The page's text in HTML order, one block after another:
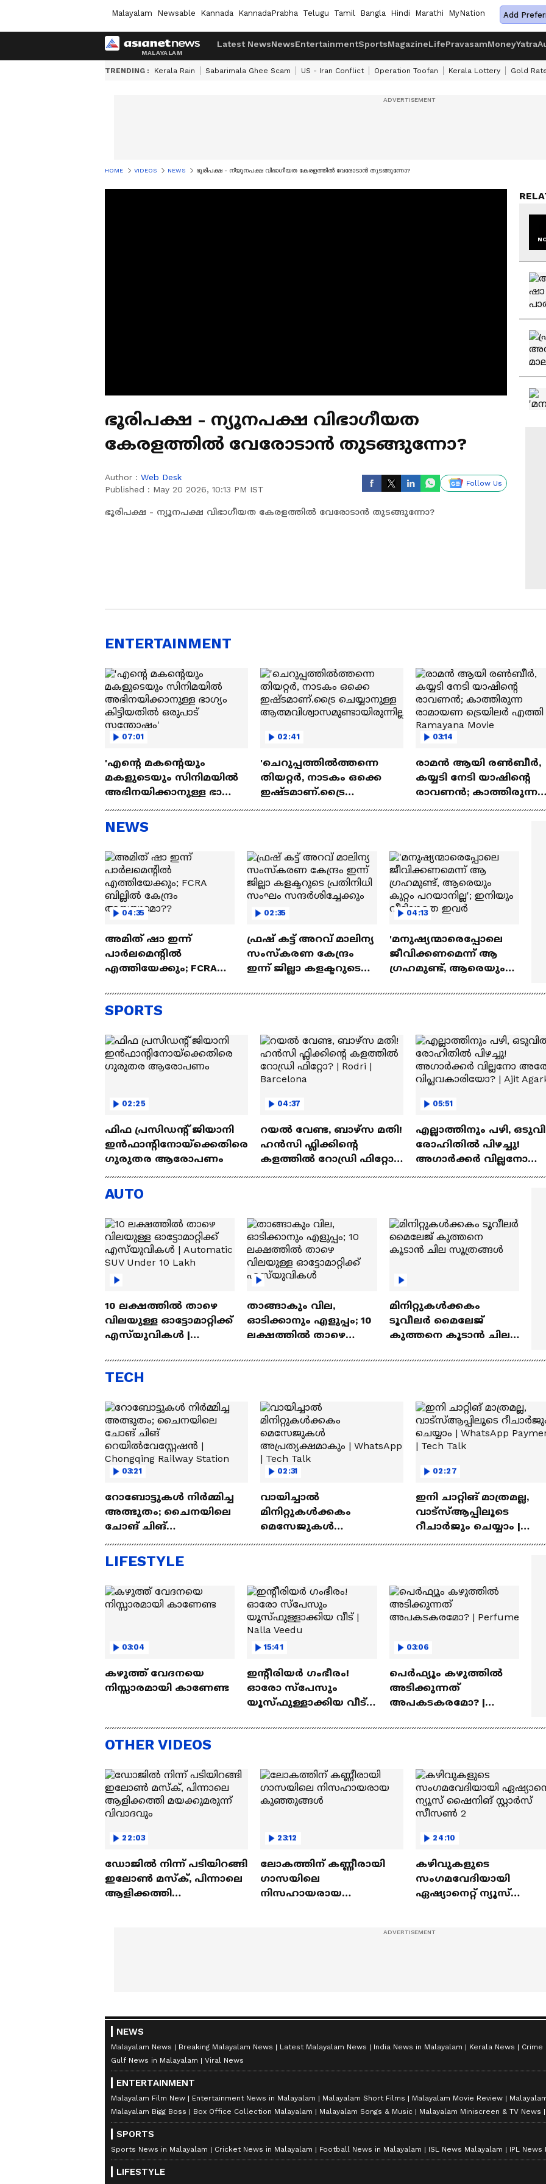
Malayalam Newsable Kannada KannadaPrabha Telugu Tamil Bangla Hindi Marathi MyNation Add
Latest NewsNewsEntertainmentSportsMagazineLifePravasamMoneyYatra
TRENDING : Kerala Rain Sabarimala Ghee Scam US - Iran Conflict Operation Toofan Kerala Lottery Gold
HOME VIDEOS NEWS ഭൂരിപക്ഷ - ന്യൂനപക്ഷ വിഭാഗീയത കേരളത്തിൽ വേരോടാൻ തുടങ്ങുന്നോ?
ഭൂരിപക്ഷ - ന്യൂനപക്ഷ വിഭാഗീയത
കേരളത്തിൽ വേരോടാൻ തുടങ്ങുന്നോ?
Author : Web Desk
Published : May 20 2026, 10:13 PM IST
Follow Us
ഭൂരിപക്ഷ - ന്യൂനപക്ഷ വിഭാഗീയത കേരളത്തിൽ വേരോടാൻ തുടങ്ങുന്നോ?
ENTERTAINMENT
07:01
'എന്റെ മകന്റെയും
മകളുടെയും സിനിമയിൽ
അഭിനയിക്കാനുള്ള ഭാഗ്യം
കിട്ടിയതിൽ ഒരുപാട്
സന്തോഷം'
02:41
'ചെറുപ്പത്തിൽത്തന്നെ
തിയറ്റർ, നാടകം ഒക്കെ
ഇഷ്ടമാണ്.ട്രൈ
ചെയ്യാനുള്ള
03:14
രാമന്‍ ആയി രൺബീർ,
കയ്യടി നേടി യാഷിന്റെ
രാവണൻ; കാത്തിരുന്ന
രാമായണ ട്രെയിലർ
NEWS
04:35
അമിത് ഷാ ഇന്ന്
പാർലമെന്റിൽ
എത്തിയേക്കും; FCRA
അയയുമോ??
02:35
ഫ്രഷ് കട്ട് അറവ് മാലിന്യ
സംസ്കരണ കേന്ദ്രം
ഇന്ന് ജില്ലാ കളക്ടറുടെ
സന്ദർശിച്ചേക്കും
04:13
'മനുഷ്യന്മാരെപ്പോലെ
ജീവിക്കണമെന്ന് ആ​
ഗ്രഹമുണ്ട്, ആരെയും
ഇനിയും വീടില്ലാതെ
SPORTS
02:25
ഫിഫ പ്രസിഡന്റ് ജിയാനി
ഇൻഫാന്റിനോയ്‌ക്കെതിരെ
ഗുരുതര ആരോപണം
04:37
റയല്‍ വേണ്ട, ബാഴ്‌സ മതി!
ഹൻസി ഫ്ലിക്കിന്റെ
കളത്തില്‍ റോഡ്രി ഫിറ്റോ?
| Rodri | Barcelona
05:51
എല്ലാത്തിനും പഴി,
രോഹിതില്‍ പിഴച്ചു!
അഗാര്‍ക്കർ വില്ലനോ
അതോ
AUTO
10 ലക്ഷത്തിൽ താഴെ
വിലയുള്ള ഓട്ടോമാറ്റിക്ക്
എസ്‍യുവികൾ |
Lakh
താങ്ങാകും വില,
ഓടിക്കാനും എളുപ്പം; 10
ലക്ഷത്തിൽ താഴെ
എസ്‍യുവികൾ
മിനിറ്റുകൾക്കകം
ടൂവീലർ മൈലേജ്
കുത്തനെ കൂടാൻ ചില
TECH
03:21
റോബോട്ടുകൾ നിർമ്മിച്ച
അത്ഭുതം; ചൈനയിലെ
ചോങ് ചിങ്
Chongqing Railway Station
02:31
വായിച്ചാൽ
മിനിറ്റുകൾക്കകം
മെസേജുകള്‍
02:27
ഇനി ചാറ്റിങ് മാത്രമല്ല,
വാട്‌സ്‌ആപ്പിലൂടെ
റീചാർജും ചെയ്യാം |
LIFESTYLE
03:04
കഴുത്ത് വേദനയെ
നിസ്സാരമായി കാണേണ്ട
15:41
ഇന്റീരിയർ ഗംഭീരം!
ഓരോ സ്‌പേസും
യൂസ്ഫുള്ളാക്കിയ വീട് |
03:06
പെർഫ്യൂം കഴുത്തിൽ
അടിക്കുന്നത്
അപകടകരമോ? |
OTHER VIDEOS
22:03
ഡോജിൽ നിന്ന് പടിയിറങ്ങി
ഇലോൺ മസ്ക്, പിന്നാലെ
ആളിക്കത്തി
23:12
ലോകത്തിന് കണ്ണീരായി
ഗാസയിലെ
നിസഹായരായ
24:10
കഴിവുകളുടെ
സംഗമവേദിയായി
ഏഷ്യാനെറ്റ് ന്യൂസ്
NEWS
Malayalam News Breaking Malayalam News Latest Malayalam News India News in Malayalam Kerala News Crime
Gulf News in Malayalam
Viral News
ENTERTAINMENT
Malayalam Film New Entertainment News in Malayalam Malayalam Short Films Malayalam Movie Review
Malayalam Bigg Boss
Box Office Collection Malayalam Malayalam Songs & Music Malayalam Miniscreen & TV News
SPORTS
Sports News in Malayalam Cricket News in Malayalam Football News in Malayalam ISL News Malayalam IPL News
LIFESTYLE